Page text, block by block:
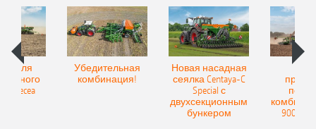
для
точного
Precea
Убедительная
комбинация!
Новая насадная
сеялка Centaya-C
Special с
двухсекционным
бункером
9004-